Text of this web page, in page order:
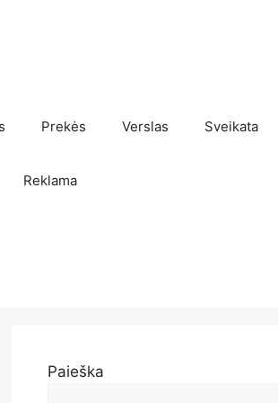
Prekės Verslas Sveikata
Reklama
Paieška